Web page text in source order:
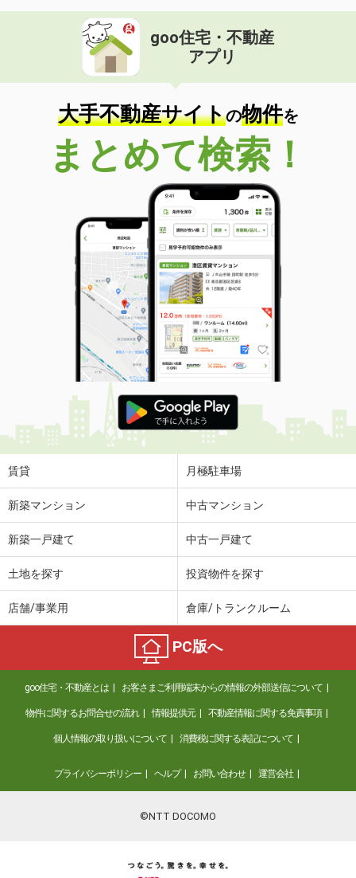
兵庫県神戸市須磨区須磨浦通２
価 格
2,650万円
住 所
兵庫県神戸市須磨区須磨浦通２
専有面積 78.43m²
間取り
2LDK
兵庫県神戸市須磨区横尾７
価 格
1,390万円
兵庫県神戸市須磨区横尾７
72m²
間取り
3LDK
兵庫県神戸市須磨区多井畑字池ノ奥上
価 格
560万円
住 所
兵庫県神戸市須磨区多井畑字池ノ奥上
専有面積 61.99m²
間取り
2LDK
兵庫県神戸市垂水区高丸４丁目
価 格
1,980万円
住 所
兵庫県神戸市垂水区高丸４丁目
専有面積
兵庫県宝塚市栄町１
9,980万円
147.07m²
1,980万円
住 所
兵庫県神戸市灘区篠原南町４
専有面積 54.78m²
間取り
3DK
兵庫県尼崎市潮江１丁目
価 格
7,680万円
住 所
兵庫県尼崎市潮江１丁目
67.19m²
兵庫県神戸市灘区城の下通２
goo住宅・不動産
アプリ
大手不動産サイトの物件を
まとめて検索！
賃貸 月極駐車場
新築マンション 中古マンション
新築一戸建て 中古一戸建て
土地を探す 投資物件を探す
店舗/事業用 倉庫/トランクルーム
PC版へ
goo住宅・不動産とは お客さまご利用端末からの情報の外部送信について
物件に関するお問合せの流れ 情報提供元 不動産情報に関する免責事項
個人情報の取り扱いについて 消費税に関する表記について
プライバシーポリシー ヘルプ お問い合わせ 運営会社
©NTT DOCOMO